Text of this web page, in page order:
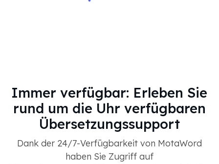
Immer verfügbar: Erleben Sie
rund um die Uhr verfügbaren
Übersetzungssupport
Dank der 24/7-Verfügbarkeit von MotaWord
haben Sie Zugriff auf